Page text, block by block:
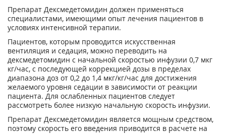
Препарат Дексмедетомидин должен применяться
специалистами, имеющими опыт лечения пациентов в
условиях интенсивной терапии.
Пациентов, которым проводится искусственная
вентиляция и седация, можно переводить на
дексмедетомидин с начальной скоростью инфузии 0,7 мкг
кг/час, с последующей коррекцией дозы в пределах
диапазона доз от 0,2 до 1,4 мкг/кг/час для достижения
желаемого уровня седации в зависимости от реакции
пациента. Для ослабленных пациентов следует
рассмотреть более низкую начальную скорость инфузии.
Препарат Дексмедетомидин является мощным средством,
поэтому скорость его введения приводится в расчете на